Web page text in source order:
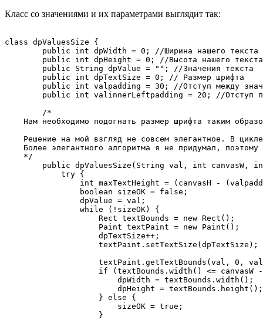
Класс со значениями и их параметрами выглядит так:
class dpValuesSize {
        public int dpWidth = 0; //Ширина нашего текста
        public int dpHeight = 0; //Высота нашего текста
        public String dpValue = ""; //Значения текста
        public int dpTextSize = 0; // Размер шрифта
public int valpadding = 30; //Отступ между
public int valinnerLeftpadding = 20; //Отступ
        /*
Нам необходимо подогнать размер шрифта таким
Решение на мой взгляд не совсем элегантное. В
Более элегантного алгоритма я не придумал,
    */
public dpValuesSize(String val, int canvasW,
            try {
int maxTextHeight = (canvasH -
                boolean sizeOK = false;
                dpValue = val;
                while (!sizeOK) {
                    Rect textBounds = new Rect();
                    Paint textPaint = new Paint();
                    dpTextSize++;
                    textPaint.setTextSize(dpTextSize);
textPaint.getTextBounds(val, 0,
if (textBounds.width() <= canvasW
                        dpWidth = textBounds.width();
                        dpHeight = textBounds.height();
                    } else {
                        sizeOK = true;
                    }